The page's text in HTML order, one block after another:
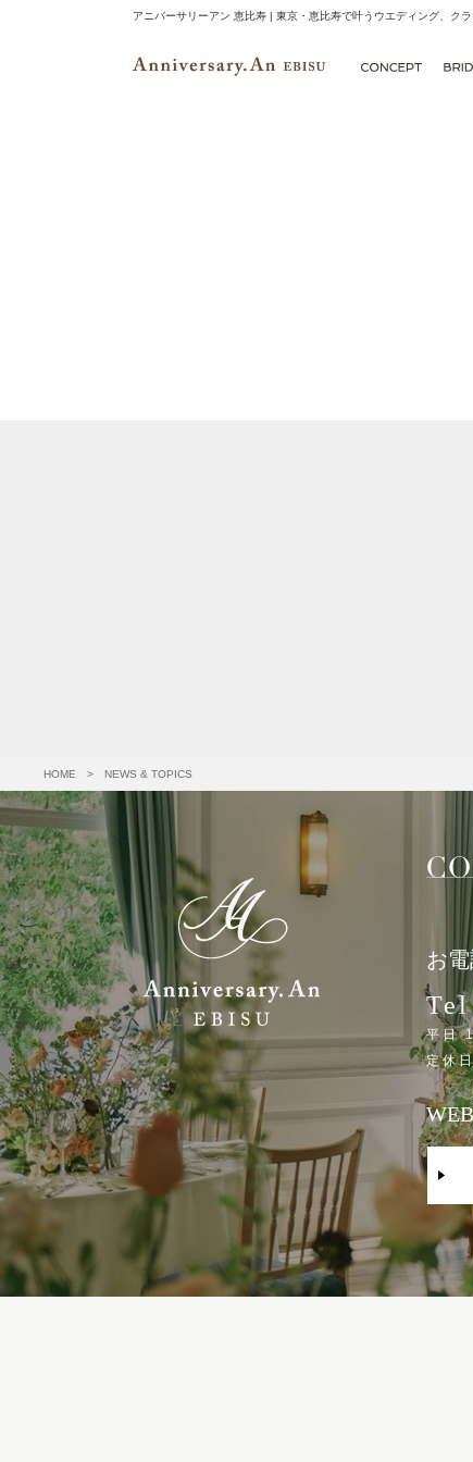
アニバーサリーアン 恵比寿 | 東京・恵比寿で叶うウエディング、ク
HOME > NEWS & TOPICS
お
平日
定休